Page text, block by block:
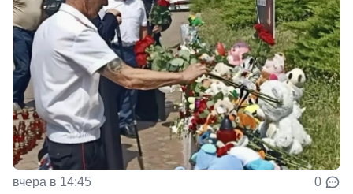
вчера в 14:45 0